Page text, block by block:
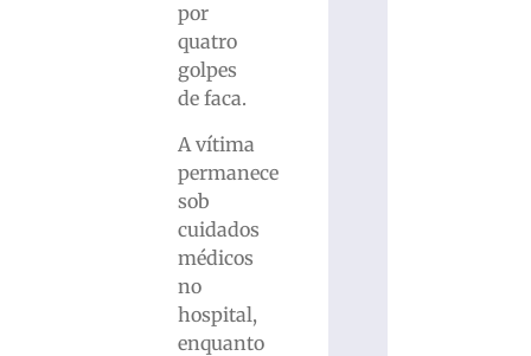
por
quatro
golpes
de faca.
A vítima
permanece
sob
cuidados
médicos
no
hospital,
enquanto